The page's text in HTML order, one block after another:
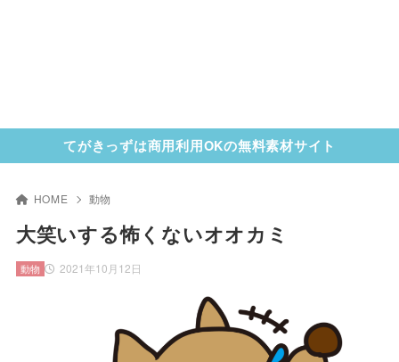
てがきっずは商用利用OKの無料素材サイト
HOME 動物
大笑いする怖くないオオカミ
2021年10月12日
動物